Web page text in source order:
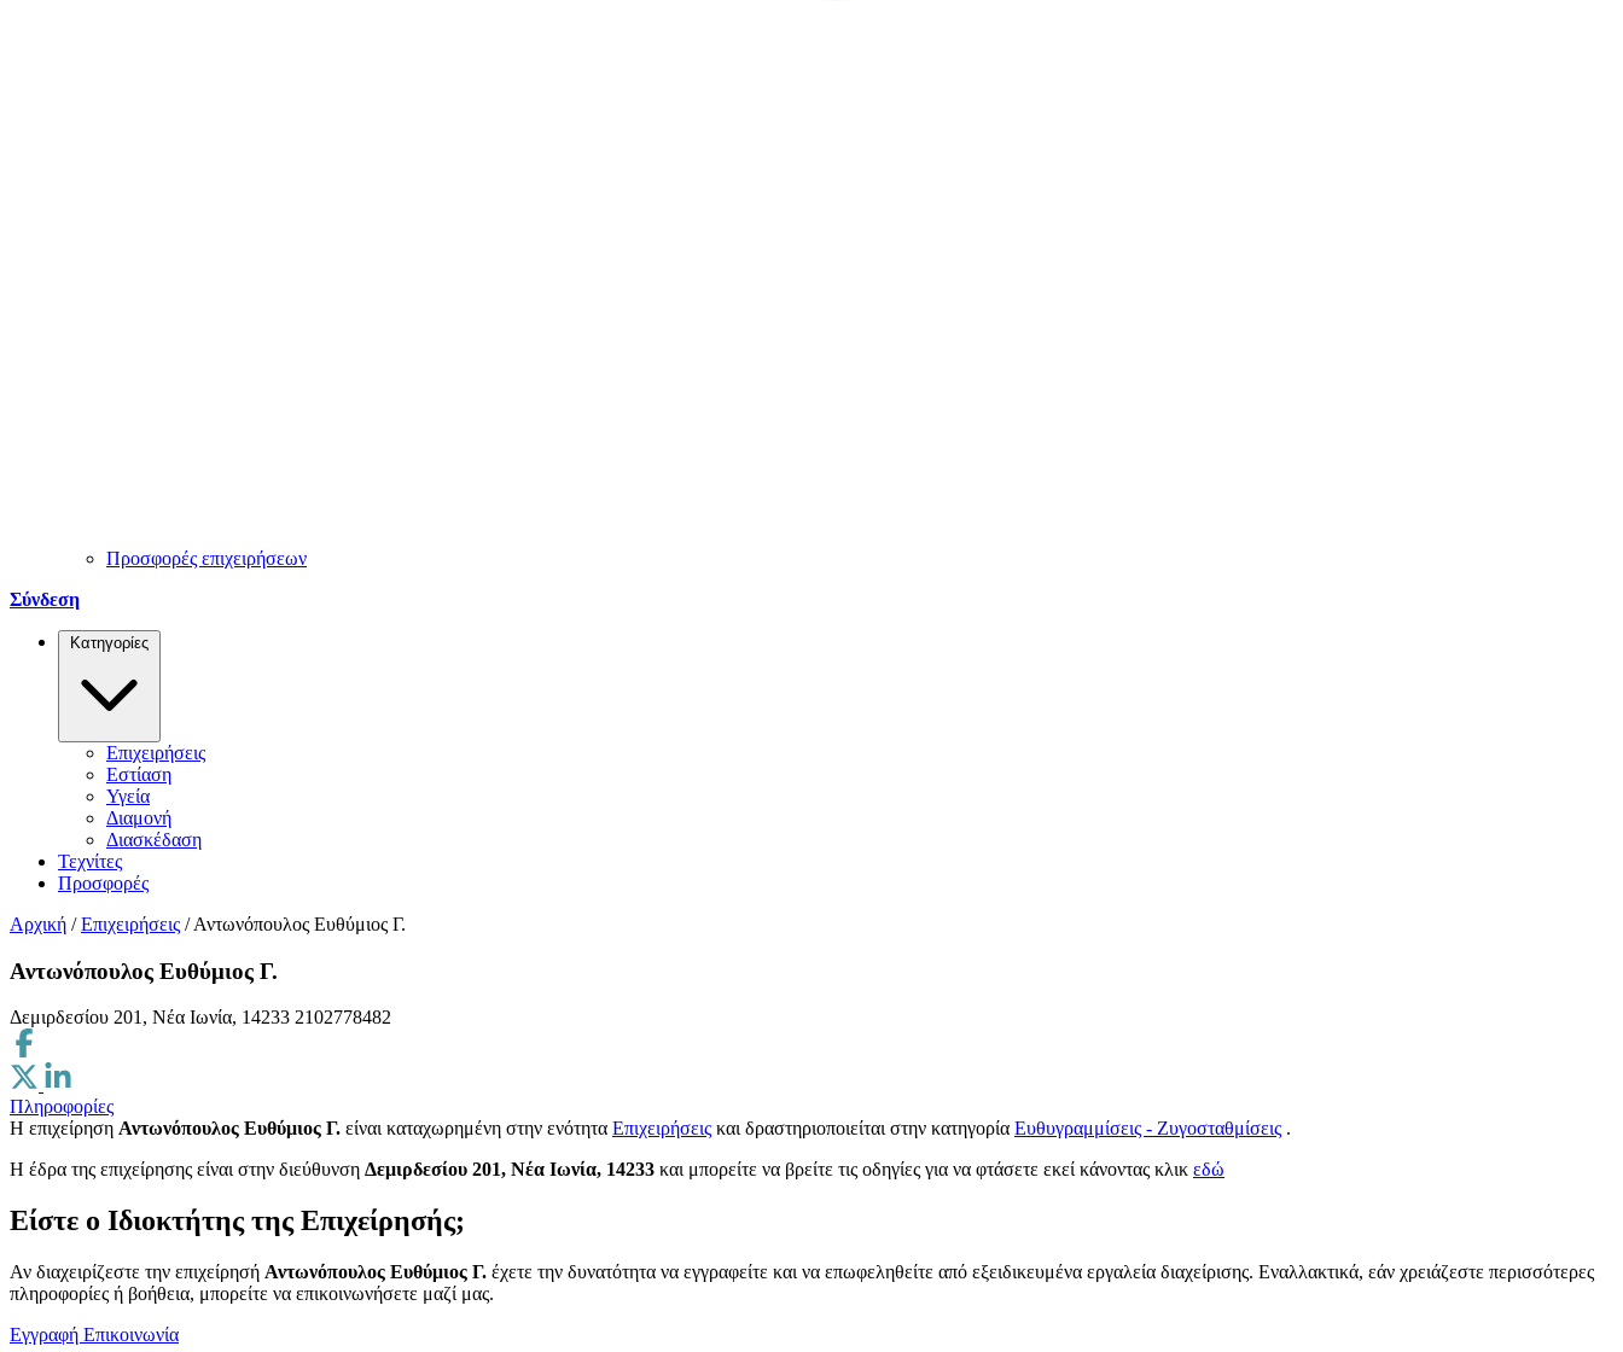
Προσφορές επιχειρήσεων
Σύνδεση
Κατηγορίες
Επιχειρήσεις
Εστίαση
Υγεία
Διαμονή
Διασκέδαση
Τεχνίτες
Προσφορές
Αρχική / Επιχειρήσεις / Αντωνόπουλος Ευθύμιος Γ.
Αντωνόπουλος Ευθύμιος Γ.
Δεμιρδεσίου 201, Νέα Ιωνία, 14233 2102778482
Πληροφορίες
Η επιχείρηση Αντωνόπουλος Ευθύμιος Γ. είναι καταχωρημένη στην ενότητα Επιχειρήσεις και δραστηριοποιείται στην κατηγορία Ευθυγραμμίσεις - Ζυγοσταθμίσεις .
H έδρα της επιχείρησης είναι στην διεύθυνση Δεμιρδεσίου 201, Νέα Ιωνία, 14233 και μπορείτε να βρείτε τις οδηγίες για να φτάσετε εκεί κάνοντας κλικ εδώ
Είστε ο Ιδιοκτήτης της Επιχείρησής;
Αν διαχειρίζεστε την επιχείρησή Αντωνόπουλος Ευθύμιος Γ. έχετε την δυνατότητα να εγγραφείτε και να επωφεληθείτε από εξειδικευμένα εργαλεία διαχείρισης. Εναλλακτικά, εάν χρειάζεστε περισσότερες
πληροφορίες ή βοήθεια, μπορείτε να επικοινωνήσετε μαζί μας.
Εγγραφή Επικοινωνία